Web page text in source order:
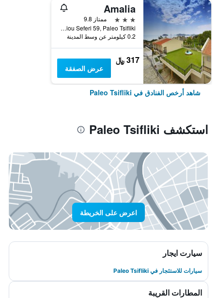
Amalia
3 نجوم
ممتاز 9.8
Georgiou Seferi 59, Paleo Tsifliki, اليونان
0.2 كيلومتر عن وسط المدينة
317 ﷼
عرض الصفقة
شاهد أرخص الفنادق في Paleo Tsifliki
استكشف Paleo Tsifliki
اعرض على الخريطة
سيارت ايجار
سيارات للاستئجار في Paleo Tsifliki
المطارات القريبة